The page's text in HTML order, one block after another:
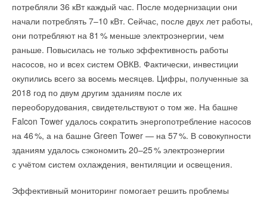
потребляли 36 кВт каждый час. После модернизации они
начали потреблять 7–10 кВт. Сейчас, после двух лет работы,
они потребляют на 81% меньше электроэнергии, чем
раньше. Повысилась не только эффективность работы
насосов, но и всех систем ОВКВ. Фактически, инвестиции
окупились всего за восемь месяцев. Цифры, полученные за
2018 год по двум другим зданиям после их
переоборудования, свидетельствуют о том же. На башне
Falcon Tower удалось сократить энергопотребление насосов
на 46%, а на башне Green Tower — на 57%. В совокупности
зданиям удалось сэкономить 20–25% электроэнергии
с учётом систем охлаждения, вентиляции и освещения.
Эффективный мониторинг помогает решить проблемы